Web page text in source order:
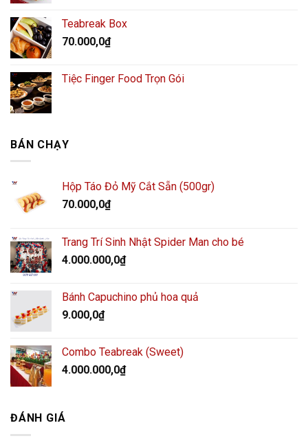
Teabreak Box
70.000,0₫
Tiệc Finger Food Trọn Gói
BÁN CHẠY
Hộp Táo Đỏ Mỹ Cắt Sẵn (500gr)
70.000,0₫
Trang Trí Sinh Nhật Spider Man cho bé
4.000.000,0₫
Bánh Capuchino phủ hoa quả
9.000,0₫
Combo Teabreak (Sweet)
4.000.000,0₫
ĐÁNH GIÁ